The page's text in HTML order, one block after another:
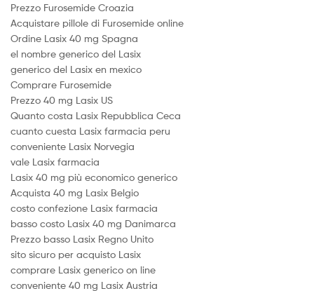
Prezzo Furosemide Croazia
Acquistare pillole di Furosemide online
Ordine Lasix 40 mg Spagna
el nombre generico del Lasix
generico del Lasix en mexico
Comprare Furosemide
Prezzo 40 mg Lasix US
Quanto costa Lasix Repubblica Ceca
cuanto cuesta Lasix farmacia peru
conveniente Lasix Norvegia
vale Lasix farmacia
Lasix 40 mg più economico generico
Acquista 40 mg Lasix Belgio
costo confezione Lasix farmacia
basso costo Lasix 40 mg Danimarca
Prezzo basso Lasix Regno Unito
sito sicuro per acquisto Lasix
comprare Lasix generico on line
conveniente 40 mg Lasix Austria